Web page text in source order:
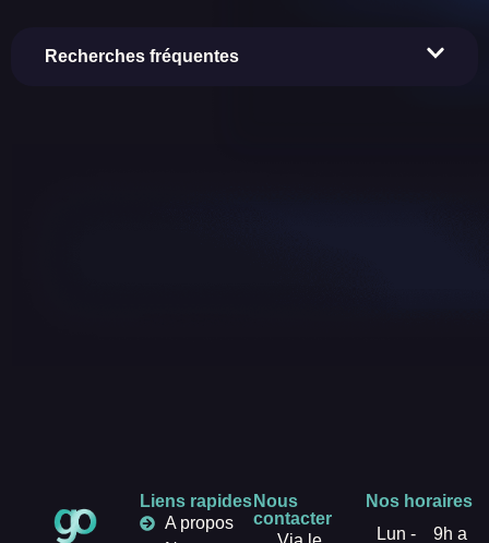
Recherches fréquentes
Liens rapides
A propos
Nous
contacter
Nos horaires
Lun -
9h a